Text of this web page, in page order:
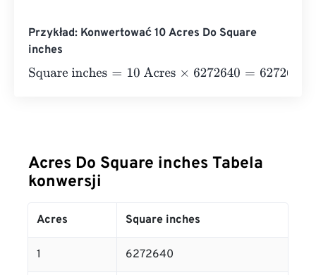
Przykład: Konwertować 10 Acres Do Square
inches
Square inches= 10 Acres×6272640=62726400 Square
Acres Do Square inches Tabela
konwersji
Acres Square inches
1 6272640